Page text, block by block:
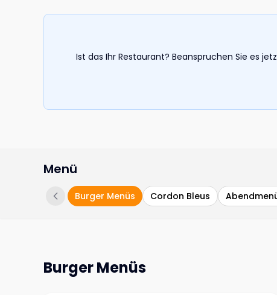
Ist das Ihr Restaurant? Beanspruchen Sie es
Menü
Burger Menüs Cordon Bleus
Burger Menüs